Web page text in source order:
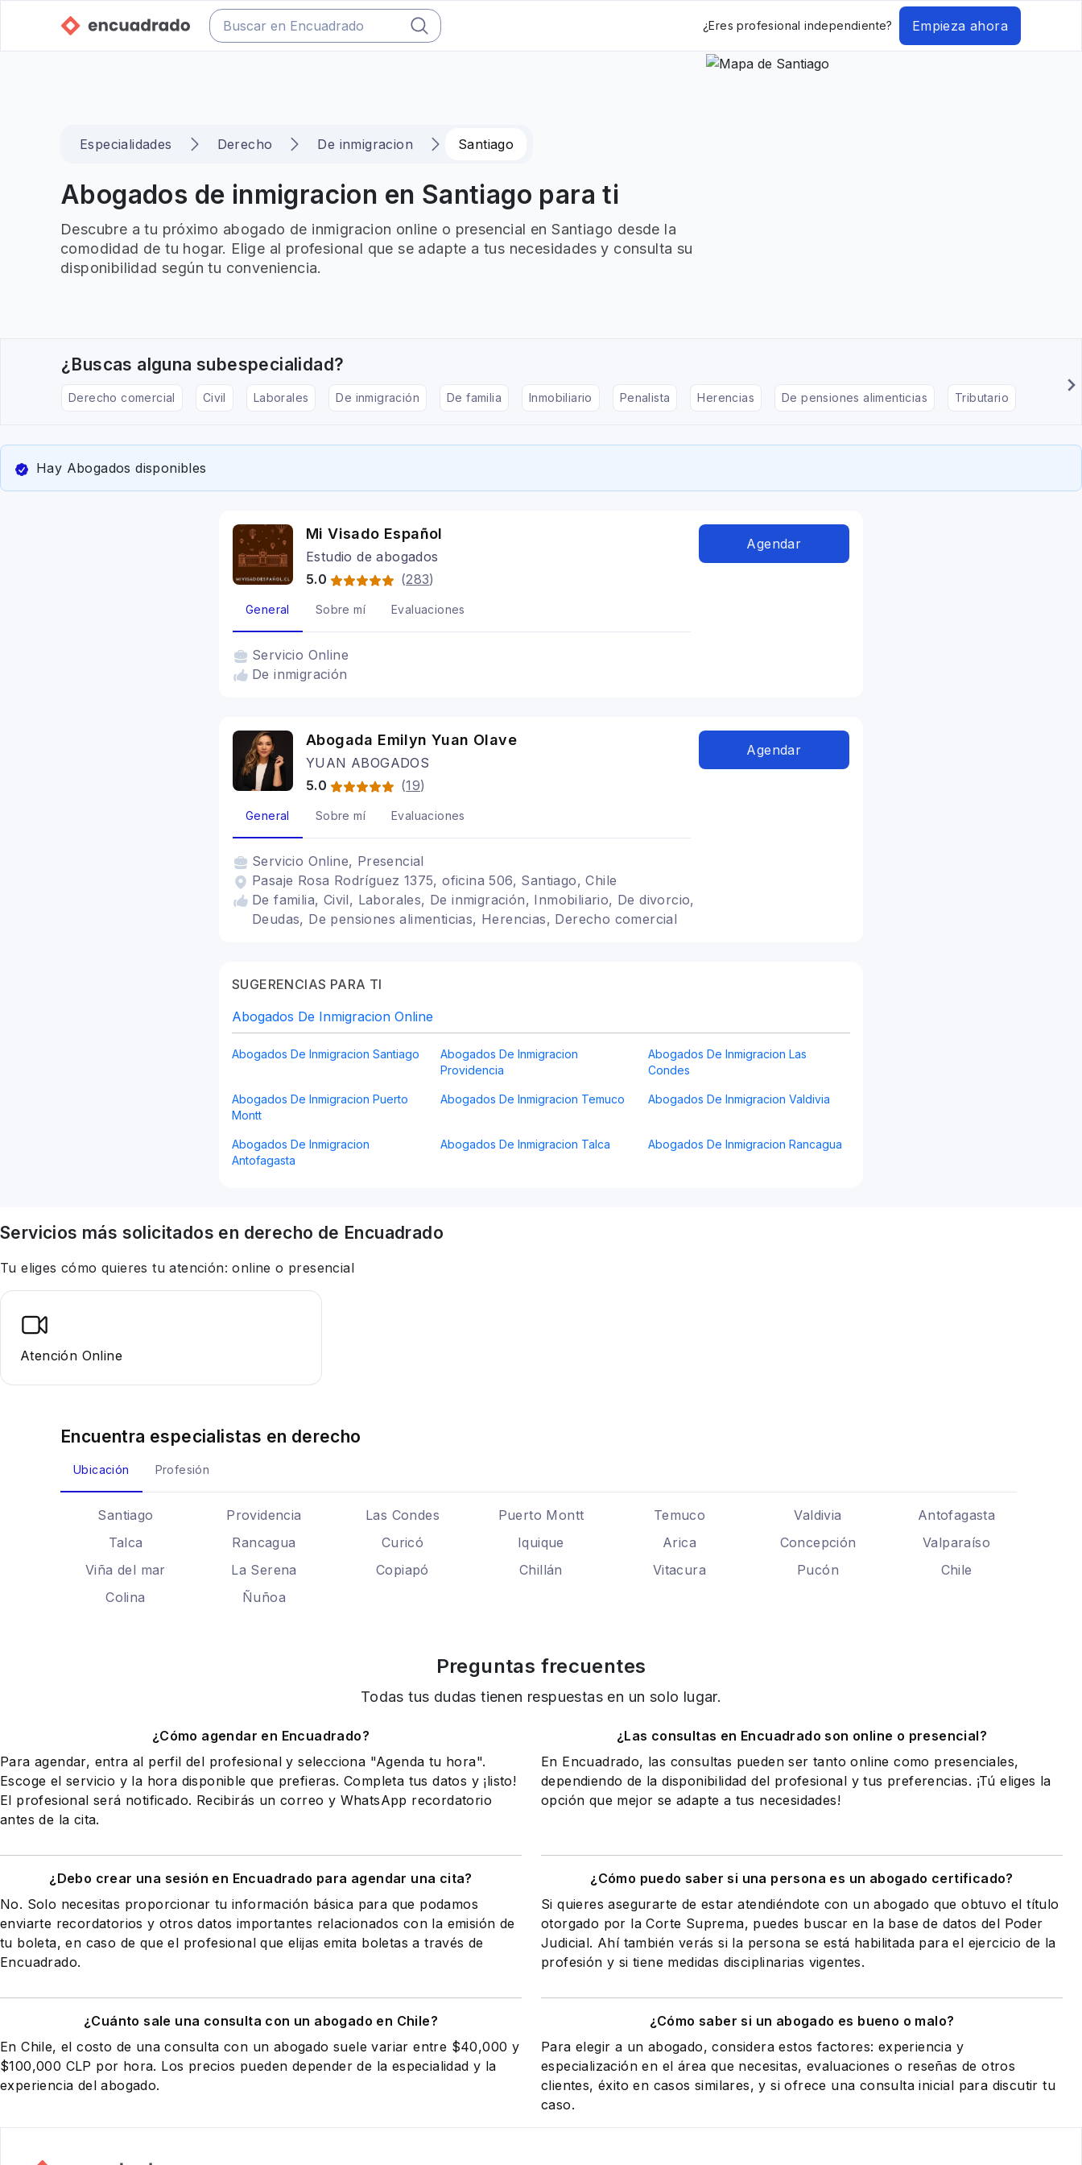
¿Eres profesional independiente? Empieza ahora
Especialidades Derecho De inmigracion Santiago
Abogados de inmigracion en Santiago para ti
Descubre a tu próximo abogado de inmigracion online o presencial en Santiago desde la
comodidad de tu hogar. Elige al profesional que se adapte a tus necesidades y consulta su
disponibilidad según tu conveniencia.
¿Buscas alguna subespecialidad?
Derecho comercial Civil Laborales De inmigración De familia Inmobiliario Penalista Herencias De pensiones alimenticias Tributario
Hay Abogados disponibles
Mi Visado Español
Estudio de abogados
5.0
(283)
General Sobre mí Evaluaciones
Servicio Online
De inmigración
Agendar
Abogada Emilyn Yuan Olave
YUAN ABOGADOS
5.0
(19)
General Sobre mí Evaluaciones
Servicio Online, Presencial
Pasaje Rosa Rodríguez 1375, oficina 506, Santiago, Chile
De familia, Civil, Laborales, De inmigración, Inmobiliario, De divorcio,
Deudas, De pensiones alimenticias, Herencias, Derecho comercial
Agendar
SUGERENCIAS PARA TI
Abogados De Inmigracion Online
Abogados De Inmigracion Santiago
Abogados De Inmigracion
Providencia
Abogados De Inmigracion Las
Condes
Abogados De Inmigracion Puerto
Montt
Abogados De Inmigracion Temuco Abogados De Inmigracion Valdivia
Abogados De Inmigracion
Antofagasta
Abogados De Inmigracion Talca Abogados De Inmigracion Rancagua
Servicios más solicitados en derecho de Encuadrado
Tu eliges cómo quieres tu atención: online o presencial
Atención Online
Encuentra especialistas en derecho
Ubicación Profesión
Santiago Providencia Las Condes Puerto Montt Temuco Valdivia
Antofagasta
Talca
Rancagua Curicó Iquique Arica Concepción
Valparaíso
Viña del mar
La Serena Copiapó Chillán Vitacura Pucón
Chile
Colina
Ñuñoa
Preguntas frecuentes
Todas tus dudas tienen respuestas en un solo lugar.
¿Cómo agendar en Encuadrado?
Para agendar, entra al perfil del profesional y selecciona "Agenda tu hora".
Escoge el servicio y la hora disponible que prefieras. Completa tus datos y ¡listo!
El profesional será notificado. Recibirás un correo y WhatsApp recordatorio
antes de la cita.
¿Las consultas en Encuadrado son online o presencial?
En Encuadrado, las consultas pueden ser tanto online como presenciales,
dependiendo de la disponibilidad del profesional y tus preferencias. ¡Tú eliges la
opción que mejor se adapte a tus necesidades!
¿Debo crear una sesión en Encuadrado para agendar una cita?
No. Solo necesitas proporcionar tu información básica para que podamos
enviarte recordatorios y otros datos importantes relacionados con la emisión de
tu boleta, en caso de que el profesional que elijas emita boletas a través de
Encuadrado.
¿Cómo puedo saber si una persona es un abogado certificado?
Si quieres asegurarte de estar atendiéndote con un abogado que obtuvo el título
otorgado por la Corte Suprema, puedes buscar en la base de datos del Poder
Judicial. Ahí también verás si la persona se está habilitada para el ejercicio de la
profesión y si tiene medidas disciplinarias vigentes.
¿Cuánto sale una consulta con un abogado en Chile?
En Chile, el costo de una consulta con un abogado suele variar entre $40,000 y
$100,000 CLP por hora. Los precios pueden depender de la especialidad y la
experiencia del abogado.
¿Cómo saber si un abogado es bueno o malo?
Para elegir a un abogado, considera estos factores: experiencia y
especialización en el área que necesitas, evaluaciones o reseñas de otros
clientes, éxito en casos similares, y si ofrece una consulta inicial para discutir tu
caso.